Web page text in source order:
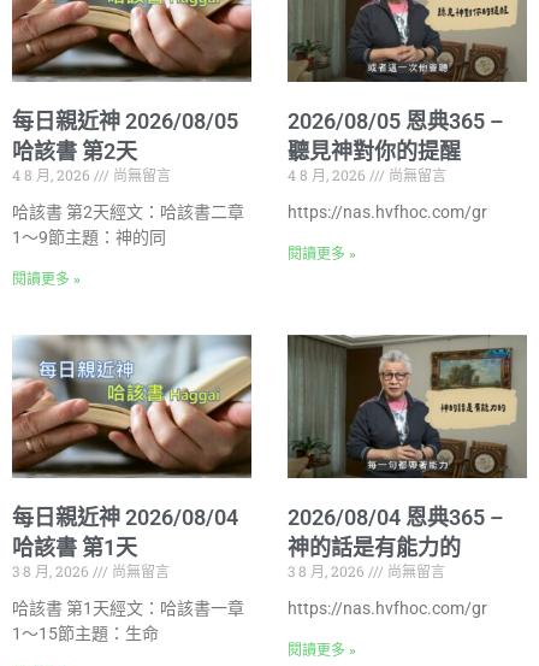
每日親近神 2026/08/05
哈該書 第2天
4 8 月, 2026
尚無留言
哈該書 第2天經文：哈該書二章
1～9節主題：神的同
閱讀更多 »
2026/08/05 恩典365 –
聽見神對你的提醒
4 8 月, 2026
尚無留言
https://nas.hvfhoc.com/gr
閱讀更多 »
每日親近神 2026/08/04
哈該書 第1天
3 8 月, 2026
尚無留言
哈該書 第1天經文：哈該書一章
1～15節主題：生命
2026/08/04 恩典365 –
神的話是有能力的
3 8 月, 2026
尚無留言
https://nas.hvfhoc.com/gr
閱讀更多 »